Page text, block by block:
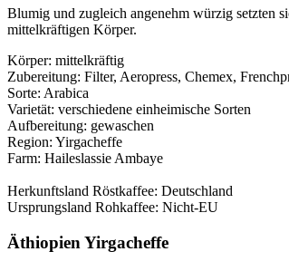
Blumig und zugleich angenehm würzig setzten
mittelkräftigen Körper.
Körper: mittelkräftig
Zubereitung: Filter, Aeropress, Chemex,
Sorte: Arabica
Varietät: verschiedene einheimische Sorten
Aufbereitung: gewaschen
Region: Yirgacheffe
Farm: Haileslassie Ambaye
Herkunftsland Röstkaffee: Deutschland
Ursprungsland Rohkaffee: Nicht-EU
Äthiopien Yirgacheffe